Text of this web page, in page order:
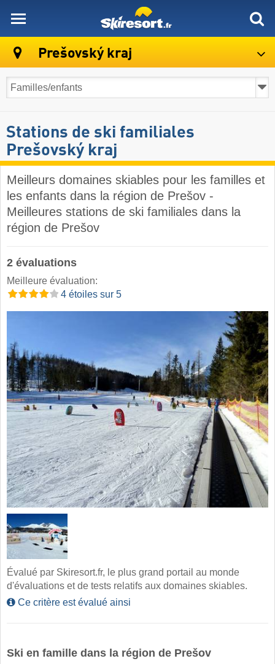
Prešovský kraj
Stations de ski familiales
Prešovský kraj
Meilleurs domaines skiables pour les familles et
les enfants dans la région de Prešov -
Meilleures stations de ski familiales dans la
région de Prešov
2 évaluations
Meilleure évaluation:
4 étoiles sur 5
Évalué par Skiresort.fr, le plus grand portail au monde
d'évaluations et de tests relatifs aux domaines skiables.
Ce critère est évalué ainsi
Ski en famille dans la région de Prešov